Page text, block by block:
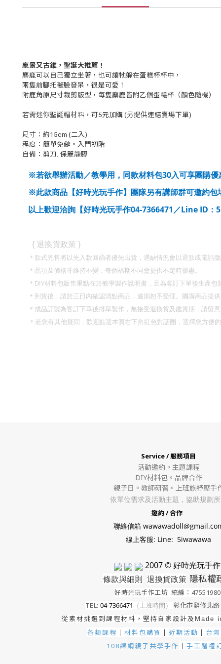
應景又古錐，聖誕大推薦！
麋鹿可以自己獨立坐著，也可讓牠躲在蛋糕杯杯中，
兩隻前腳托著臉發呆，很是可愛！
附鹿角原尺寸裁剪版型，每隻麋鹿皆附乙個蛋糕杯（顏色隨機）
若需迷你聖誕帽材料，可5元加購 (另提供連結賣場下單)
尺寸：約15cm (二入)
程度：簡單免縫。入門初階
自備：剪刀. 保麗龍膠
※若欲舉辦活動／教學用，同款材料包30入可享團購優
※此款商品【好時光玩手作】團隊另有講師群可邀約包
以上歡迎洽詢【好時光玩手作04-7366471 ／Line ID ：
{ 退換貨政策 }
＊款式完售將以先入款回函者優先出貨，遇缺情況會以退款或電話
＊品項及價格非維持不變，每個檔期不同會提供不定時優惠。
＊ DIY材料包販售重點在於教學製作說明書，且為客訂下單後生產
＊到貨後，請於三日內確認清點商品，逾期恕不受理。團購商品提
＊成品訂製為客訂下單後排單製作，無接受退換貨及鑑賞期，請留
＊若您有其他疑問，歡迎點選本頁右下角紅色對話圈，選擇您方便
Service / 服務項目
活動邀約。 主題課程
DIY材料包。 品牌合作
親子日。教師研習。上班族紓壓手
依單位需求及活動主題，協助規劃
邀約 / 合作
聯絡信箱
線上客服: Line: 5iwawawa
2007 © 好時光玩手作
條款與細則 退換貨政策 隱私權
好時光玩手作工坊 統編：
TEL:04-7366471 （上班時間）彰化市辭修北
從素材挑選到課程材料，堅持自家設計及 Made
各類課程 ｜ 材料包購買 ｜ 近期活動 ｜ 台
108課綱親子共學手作 ｜ 手工贈禮